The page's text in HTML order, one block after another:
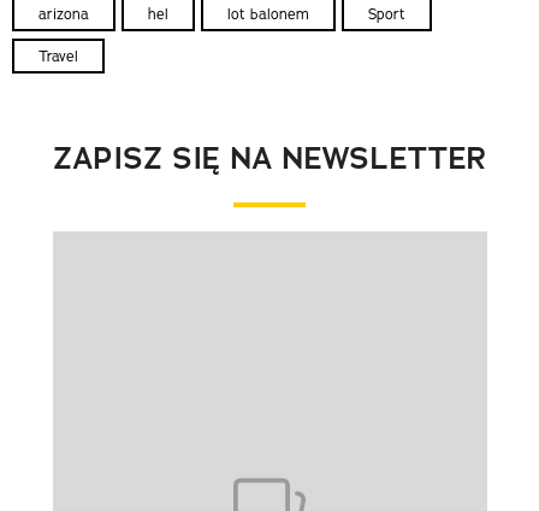
arizona hel lot balonem Sport
Travel
ZAPISZ SIĘ NA NEWSLETTER